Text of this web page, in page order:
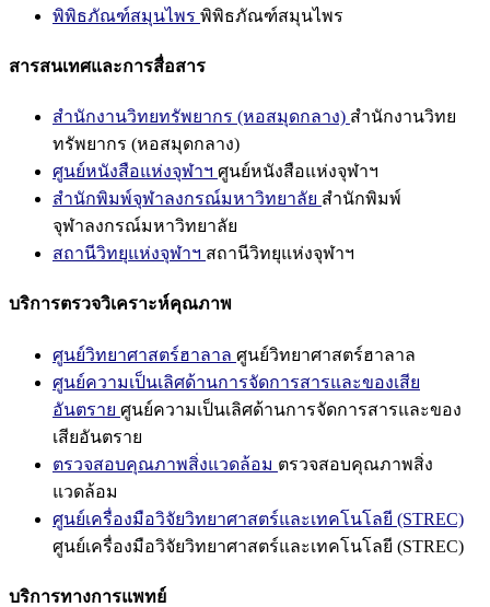
พิพิธภัณฑ์สมุนไพร พิพิธภัณฑ์สมุนไพร
สารสนเทศและการสื่อสาร
สำนักงานวิทยทรัพยากร (หอสมุดกลาง) สำนักงานวิทย
ทรัพยากร (หอสมุดกลาง)
ศูนย์หนังสือแห่งจุฬาฯ ศูนย์หนังสือแห่งจุฬาฯ
สำนักพิมพ์จุฬาลงกรณ์มหาวิทยาลัย สำนักพิมพ์
จุฬาลงกรณ์มหาวิทยาลัย
สถานีวิทยุแห่งจุฬาฯ สถานีวิทยุแห่งจุฬาฯ
บริการตรวจวิเคราะห์คุณภาพ
ศูนย์วิทยาศาสตร์ฮาลาล ศูนย์วิทยาศาสตร์ฮาลาล
ศูนย์ความเป็นเลิศด้านการจัดการสารและของเสีย
อันตราย ศูนย์ความเป็นเลิศด้านการจัดการสารและของ
เสียอันตราย
ตรวจสอบคุณภาพสิ่งแวดล้อม ตรวจสอบคุณภาพสิ่ง
แวดล้อม
ศูนย์เครื่องมือวิจัยวิทยาศาสตร์และเทคโนโลยี (STREC)
ศูนย์เครื่องมือวิจัยวิทยาศาสตร์และเทคโนโลยี (STREC)
บริการทางการแพทย์